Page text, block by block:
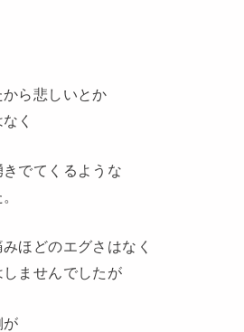
ら悲しいとか
く
でてくるような
ほどのエグさはなく
ませんでしたが
が